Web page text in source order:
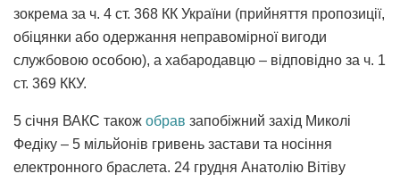
зокрема за ч. 4 ст. 368 КК України (прийняття пропозиції,
обіцянки або одержання неправомірної вигоди
службовою особою), а хабародавцю – відповідно за ч. 1
ст. 369 ККУ.
5 січня ВАКС також обрав запобіжний захід Миколі
Федіку – 5 мільйонів гривень застави та носіння
електронного браслета. 24 грудня Анатолію Вітіву